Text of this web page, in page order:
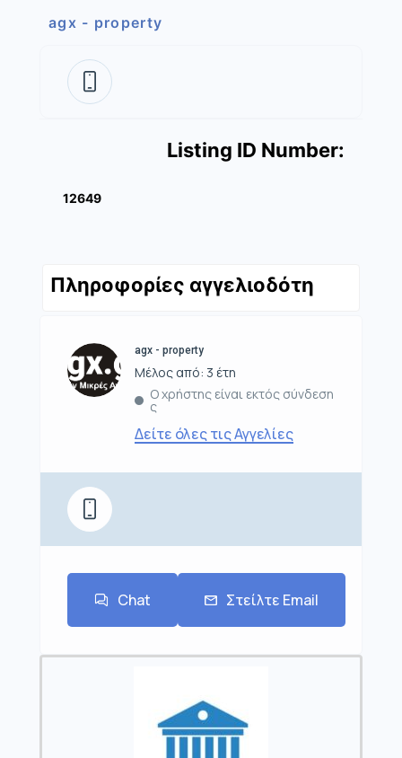
agx - property
Listing ID Number:
12649
Πληροφορίες αγγελιοδότη
agx - property
Μέλος από: 3 έτη
Ο χρήστης είναι εκτός σύνδεση
ς
Δείτε όλες τις Αγγελίες
Chat Στείλτε Email